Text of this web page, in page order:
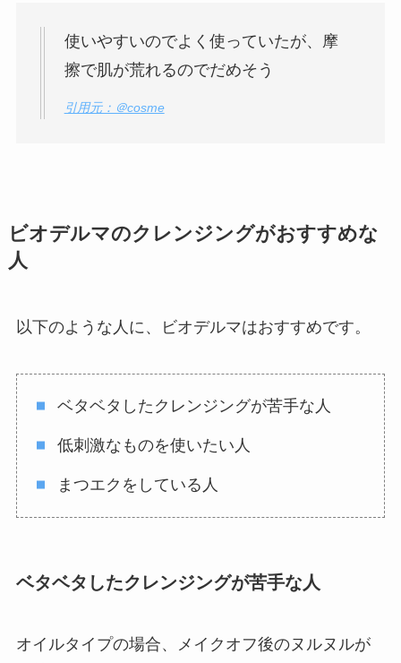
使いやすいのでよく使っていたが、摩
擦で肌が荒れるのでだめそう
引用元：＠cosme
ビオデルマのクレンジングがおすすめな
人
以下のような人に、ビオデルマはおすすめです。
ベタベタしたクレンジングが苦手な人
低刺激なものを使いたい人
まつエクをしている人
ベタベタしたクレンジングが苦手な人
オイルタイプの場合、メイクオフ後のヌルヌルが